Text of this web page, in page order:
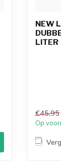
NEW
LITER
€45,95
Op